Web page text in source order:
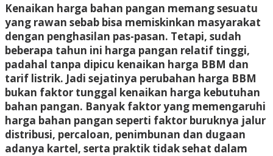
Kenaikan harga bahan pangan memang sesuatu
yang rawan sebab bisa memiskinkan masyarakat
dengan penghasilan pas-pasan. Tetapi, sudah
beberapa tahun ini harga pangan relatif tinggi,
padahal tanpa dipicu kenaikan harga BBM dan
tarif listrik. Jadi sejatinya perubahan harga BBM
bukan faktor tunggal kenaikan harga kebutuhan
bahan pangan. Banyak faktor yang memengaruhi
harga bahan pangan seperti faktor buruknya jalur
distribusi, percaloan, penimbunan dan dugaan
adanya kartel, serta praktik tidak sehat dalam